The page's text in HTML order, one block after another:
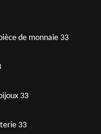
de monnaie 33
33
33